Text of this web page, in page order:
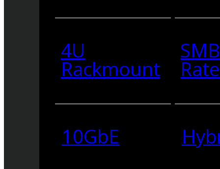
4U
Rackmount Rate
10GbE